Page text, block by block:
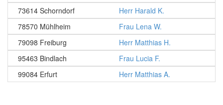
73614 Schorndorf
Herr Harald K.
78570 Mühlheim
Frau Lena W.
79098 Freiburg
Herr Matthias H.
95463 Bindlach
Frau Lucia F.
99084 Erfurt
Herr Matthias A.